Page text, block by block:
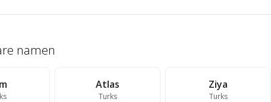
namen
Atlas
Turks
Ziya
Turks